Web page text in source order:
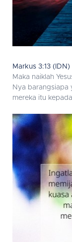
Markus 3:13 (IDN)
Maka naiklah
Nya barangsiapa
mereka itu